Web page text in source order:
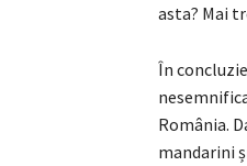
asta? Mai
În
România.
mandarini